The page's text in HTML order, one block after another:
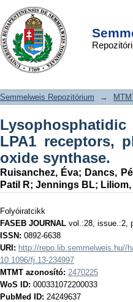
vasodilation
receptors,
endothelial nitric
DSpace/Manakin Repository
Semmelweis Repozitórium →
LPA1 receptors,
oxide synthase.
Ruisanchez, Éva; Dancs,
Patil R; Jennings BL;
Folyóiratcikk
FASEB JOURNAL vol.:28, issue.:2,
ISSN: 0892-6638
URI: http://repo.lib.semmelweis.hu//
10.1096/fj.13-234997
MTMT azonosító: 2470225
WoS ID: 000331072200033
PubMed ID: 24249637